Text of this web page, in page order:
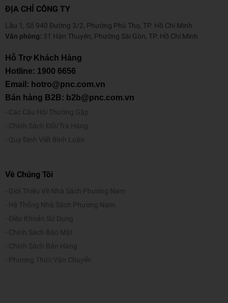
M
à
u
ắ
c
Xanh lá
T
ọ
n
g
n
g
17.93g
Hồ Khô Keyroad 9g KR971291
Sản phẩm có chất hồ mịn, khô, bám dính tốt mà không
làm nhăn hay hư bề mặt được dán.Thiết kế tiện dụng giúp
bạn có thể sử dụng dễ dàng, không dính tay và thao tác
ĐỊA CHỈ CÔNG TY
Lầu 1, Số 940 Đường 3/2, Phường Phú Thọ, TP. Hồ Chí Minh
Văn phòng: 31 Hàn Thuyên, Phường Sài Gòn, TP. Hồ Chí Minh
Hỗ Trợ Khách Hàng
Hotline: 1900 6656
Email: hotro@pnc.com.vn
Bán hàng B2B: b2b@pnc.com.vn
Các Câu Hỏi Thường Gặp
Chính Sách Đổi/Trả Hàng
Quy Định Viết Bình Luận
Về Chúng Tôi
Giới Thiệu Về Nhà Sách Phương Nam
Hệ Thống Nhà Sách Phương Nam
Điều Khoản Sử Dụng
Chính Sách Bảo Mật
Chính Sách Bán Hàng
Phương Thức Vận Chuyển